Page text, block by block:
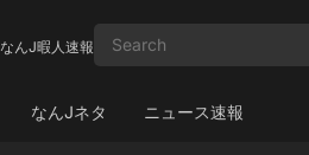
なんJ暇人速報
なんJネタ ニュース速報